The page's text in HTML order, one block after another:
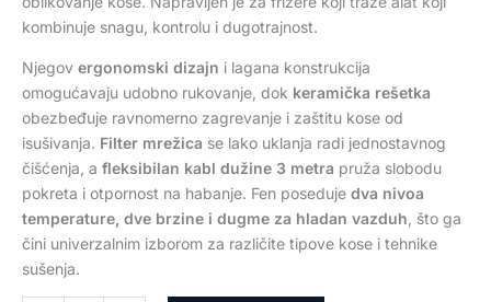
kombinuje snagu, kontrolu i dugotrajnost.
Njegov ergonomski dizajn i lagana konstrukcija
omogućavaju udobno rukovanje, dok keramička rešetka
obezbeđuje ravnomerno zagrevanje i zaštitu kose od
isušivanja. Filter mrežica se lako uklanja radi jednostavnog
čišćenja, a fleksibilan kabl dužine 3 metra pruža slobodu
pokreta i otpornost na habanje. Fen poseduje dva nivoa
temperature, dve brzine i dugme za hladan vazduh , što ga
čini univerzalnim izborom za različite tipove kose i tehnike
sušenja.